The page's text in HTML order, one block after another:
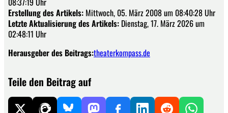
Erstellung des Artikels: Mittwoch, 05. März 2008 um 08:40:28 Uhr
Letzte Aktualisierung des Artikels: Dienstag, 17. März 2026 um
02:48:11 Uhr
Herausgeber des Beitrags:theaterkompass.de
Teile den Beitrag auf